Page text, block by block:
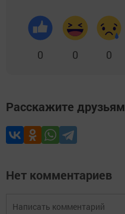
0 0 0
Расскажите друзьям
Нет комментариев